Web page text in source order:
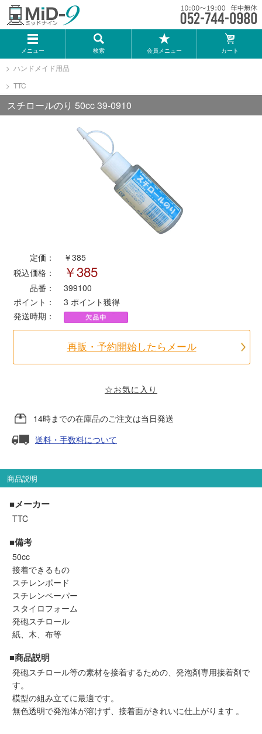
メニュー 検索 会員メニュー カート
メーカー一覧
TOMIX
KATO
タカラトミー（プラレール）
ポポンデッタ
MODEMO(モデモ)
天賞堂
セール品・キャンペーン
走行エリア別 鉄道模型車両リスト
北海道・東北
中部
中国・四国
ハンドメイド用品
TTC
スチロールのり 50cc 39-0910
定価：
￥385
税込価格：
￥385
品番：
399100
ポイント：
3 ポイント獲得
発送時期：
再販・予約開始したらメール
☆お気に入り
14時までの在庫品のご注文は当日発送
送料・手数料について
商品説明
■メーカー
TTC
■備考
50cc
接着できるもの
スチレンボード
スチレンペーパー
スタイロフォーム
発砲スチロール
紙、木、布等
■商品説明
発砲スチロール等の素材を接着するための、発泡剤専用接着剤で
す。
模型の組み立てに最適です。
無色透明で発泡体が溶けず、接着面がきれいに仕上がります 。